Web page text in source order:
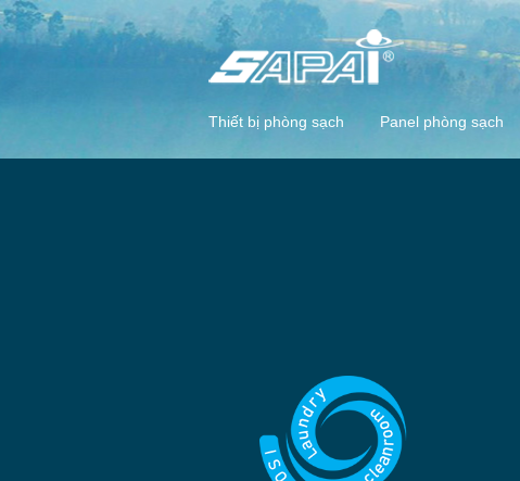
Thiết bị phòng sạch Panel phòng sạch